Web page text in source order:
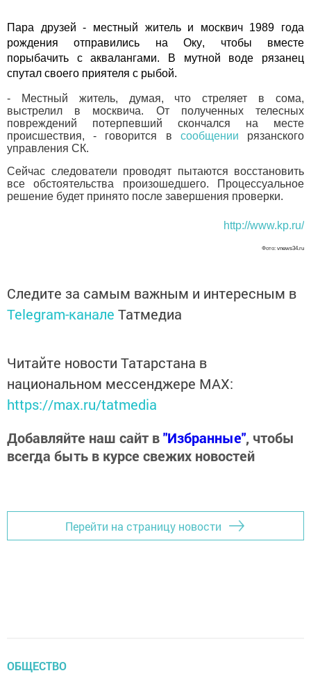
Пара друзей - местный житель и москвич 1989 года
рождения отправились наОку, чтобы вместе
порыбачить с аквалангами. В мутной воде рязанец
спутал своего приятеля с рыбой.
- Местный житель, думая, что стреляет в сома,
выстрелил в москвича. От полученных телесных
повреждений потерпевший скончался на месте
происшествия, - говорится в сообщении рязанского
управления СК.
Сейчас следователи проводят пытаются восстановить
все обстоятельства произошедшего. Процессуальное
решение будет принято после завершения проверки.
http://www.kp.ru/
Фото: vnews34.ru
Следите за самым важным и интересным в
Telegram-канале Татмедиа
Читайте новости Татарстана в
национальном мессенджере MАХ:
https://max.ru/tatmedia
Добавляйте наш сайт в"Избранные", чтобы
всегда быть в курсе свежих новостей
Перейти на страницу новости
ОБЩЕСТВО